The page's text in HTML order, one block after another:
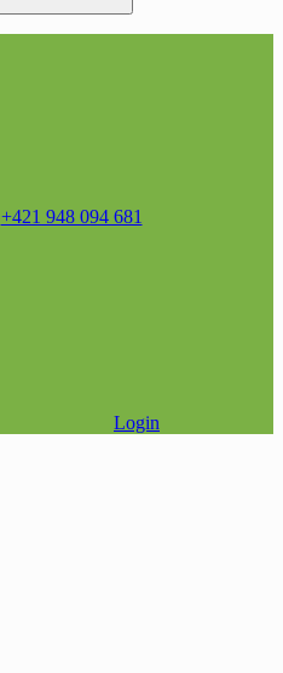
+421 948 094 681
Login